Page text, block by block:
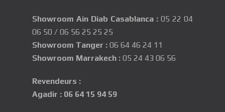
Showroom Ain Diab Casablanca : 05 22 04
06 50 / 06 56 25 25 25
Showroom Tanger : 06 64 46 24 11
Showroom Marrakech : 05 24 43 06 56
Revendeurs :
Agadir : 06 64 15 94 59